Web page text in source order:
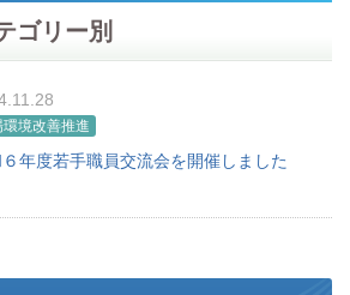
ゴリー別
環境改善推進
年度若手職員交流会を開催しました